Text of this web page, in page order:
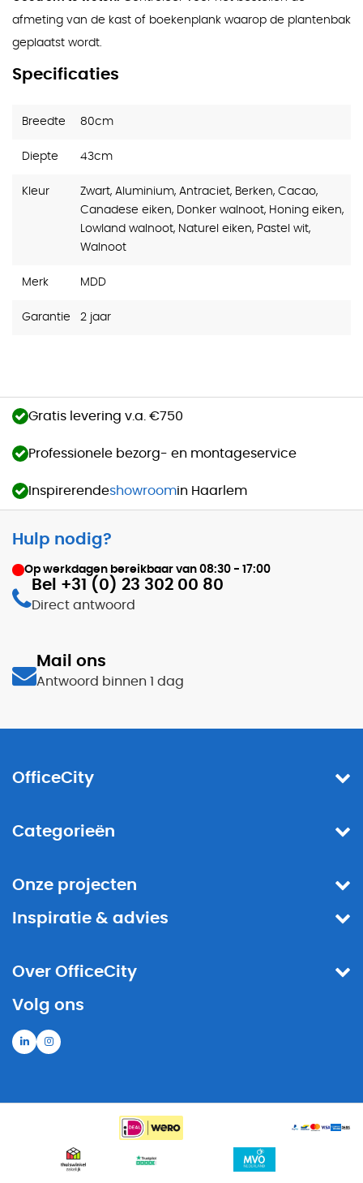
afmeting van de kast of boekenplank waarop de plantenbak
geplaatst wordt.
Specificaties
Breedte 80cm
Diepte 43cm
Kleur
Zwart, Aluminium, Antraciet, Berken, Cacao,
Canadese eiken, Donker walnoot, Honing eiken,
Lowland walnoot, Naturel eiken, Pastel wit,
Walnoot
Merk MDD
Garantie 2 jaar
Gratis levering v.a. €750
Professionele bezorg- en montageservice
Inspirerendeshowroomin Haarlem
Hulp nodig?
Op werkdagen bereikbaar van 08:30 - 17:00
Bel +31 (0) 23 302 00 80
Direct antwoord
Mail ons
Antwoord binnen 1 dag
OfficeCity
Categorieën
Onze projecten
Inspiratie & advies
Over OfficeCity
Volg ons